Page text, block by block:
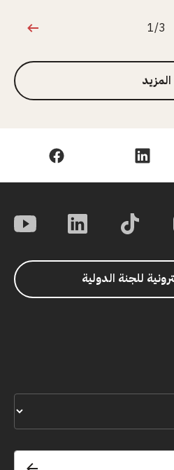
1 من 3
1/3
المزيد
للجنة الدولية